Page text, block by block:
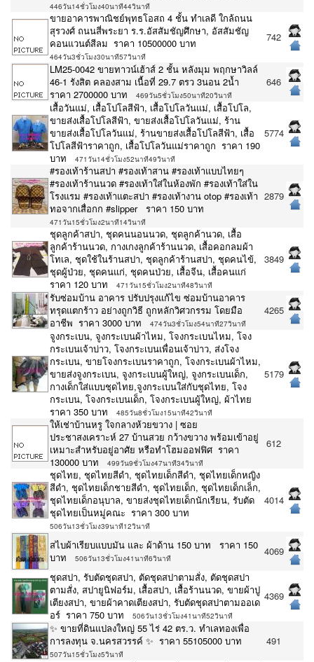
446วัน14ชั่วโมง40นาที44วินาที
ขายอาคารพาณิชย์พุทธโอสถ 4 ชั้น ทำเลดี ใกล้ถนน
สุรวงศ์ ถนนสี่พระยา ร.ร.อัสสัมชัญศึกษา, อัสสัมชัญ
คอนแวนต์สีลม ราคา 10500000 บาท
464วัน3ชั่วโมง30นาที57วินาที
742
LM25-0042 ขายทาวน์เฮ้าส์ 2 ชั้น หลังมุม พฤกษาวิลล์
46-1 รังสิต คลองสาม เนื้อที่ 29.7 ตรว 3นอน 2น้ำ
ราคา 2700000 บาท
469วัน5ชั่วโมง50นาที20วินาที
646
เสื้อวันแม่, เสื้อโปโลสีฟ้า, เสื้อโปโลวันแม่, เสื้อโปโล,
ขายส่งเสื้อโปโลสีฟ้า, ขายส่งเสื้อโปโลวันแม่, ร้าน
ขายส่งเสื้อโปโลวันแม่, ร้านขายส่งเสื้อโปโลสีฟ้า, เสื้อ
โปโลสีฟ้าราคาถูก, เสื้อโปโลวันแม่ราคาถูก ราคา 190
บาท
471วัน14ชั่วโมง52นาที49วินาที
5774
#รองเท้าร้านสปา #รองเท้าสาน #รองเท้าแบบไทยๆ
#รองเท้าร้านนวด #รองเท้าใส่ในห้องพัก #รองเท้าใส่ใน
โรงแรม #รองเท้าแตะสปา #รองเท้างาน otop #รองเท้า
ทอจากเสื่อกก #slipper ราคา 150 บาท
471วัน15ชั่วโมง2นาที14วินาที
2879
ชุดลูกค้าสปา, ชุดคนนอนนวด, ชุดลูกค้านวด, เสื้อ
ลูกค้าร้านนวด, กางเกงลูกค้าร้านนวด, เสื้อคอกลมผ้า
โทเล, ชุดใช้ในร้านสปา, ชุดลูกค้าร้านสปา, ชุดคนไข้,
ชุดผู้ป่วย, ชุดคนแก่, ชุดคนป่วย, เสื้อจีน, เสื้อคนแก่
ราคา 120 บาท
471วัน15ชั่วโมง2นาที48วินาที
3849
รับซ่อมบ้าน อาคาร ปรับปรุงแก้ไข ซ่อมบ้านอาคาร
ทรุดแตกร้าว อย่างถูกวิธี ถูกหลักวิศวกรรม โดยมือ
อาชีพ ราคา 3000 บาท
474วัน3ชั่วโมง54นาที27วินาที
4265
จูงกระเบน, จูงกระเบนผ้าไหม, โจงกระเบนไหม, โจง
กระเบนเจ้าบ่าว, โจงกระเบนเพื่อนเจ้าบ่าว, ส่งโจง
กระเบน, ขายโจงกระเบนราคาถูก, โจงกระเบนผ้าไหม,
ขายส่งจูงกระเบน, จูงกระเบนผู้ใหญ่, จูงกระเบนเด็ก,
กางเด็กใส่แบบชุดไทย,จูงกระเบนใส่กับชุดไทย, โจง
กระเบน, โจงกระเบนเด็ก, โจงกระเบนผู้ใหญ่, ผ้าไทย
ราคา 350 บาท
485วัน8ชั่วโมง15นาที42วินาที
5179
ให้เช่าบ้านหรู ใจกลางห้วยขวาง | ซอย
ประชาสงเคราะห์ 27 บ้านสวย กว้างขวาง พร้อมเข้าอยู่
เหมาะสำหรับอยู่อาศัย หรือทำโฮมออฟฟิศ ราคา
130000 บาท
499วัน9ชั่วโมง47นาที34วินาที
612
ชุดไทย, ชุดไทยสีดำ, ชุดไทยเด็กสีดำ, ชุดไทยเด็กหญิง
สีดำ, ชุดไทยเด็กชายสีดำ, ชุดไทยเด็ก, ชุดไทยเด็กเล็ก,
ชุดไทยเด็กอนุบาล, ขายส่งชุดไทยเด็กนักเรียน, รับตัด
ชุดไทยเป็นหมู่คณะ ราคา 300 บาท
506วัน13ชั่วโมง39นาที12วินาที
4014
สไบผ้าเรียบแบบมัน และ ผ้าด้าน 150 บาท ราคา 150
บาท
506วัน13ชั่วโมง41นาที6วินาที
4069
ชุดสปา, รับตัดชุดสปา, ตัดชุดสปาตามสั่ง, ตัดชุดสปา
ตามสั่ง, สปายูนิฟอร์ม, เสื้อสปา, เสื้อร้านนวด, ขายผ้าปู
เตียงสปา, ขายผ้าคาดเตียงสปา, รับตัดชุดสปาตามออเด
อร์ ราคา 750 บาท
506วัน13ชั่วโมง41นาที52วินาที
4369
✨ ขายที่ดินแปลงใหญ่ 55 ไร่ 42 ตร.ว. ทำเลทองเพื่อ
การลงทุน จ.นครสวรรค์ ✨ ราคา 55105000 บาท
507วัน15ชั่วโมง5วินาที
491